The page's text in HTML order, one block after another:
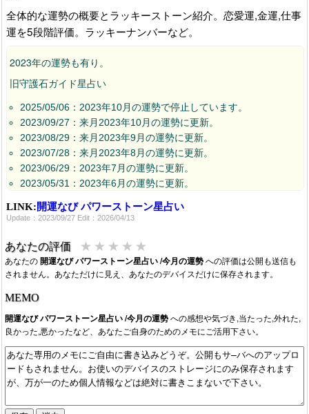
全体的な運勢の概要とラッキーストーン紹介。恋愛運,金運,仕事
運を5段階評価。ラッキーナンバーなど。
2023年の運勢も有り。
旧守護石ガイド星占い
2025/05/06：2023年10月の運勢で停止しています。
2023/09/27：来月2023年10月の運勢に更新。
2023/08/29：来月2023年9月の運勢に更新。
2023/07/28：来月2023年8月の運勢に更新。
2023/06/29：2023年7月の運勢に更新。
2023/05/31：2023年6月の運勢に更新。
2022/09/14：URL更新。
LINK:開運なび パワーストーン星占い
Update：2023/09/27 Edit：2026/04/13
あなたの評価 ★ ★ ★ ★ ★
あなたの開運なび パワーストーン星占い /今月の運勢への評価は公開も送信も
されません。あなただけに見え、あなたのデバイスだけに保存されます。
MEMO
開運なび パワーストーン星占い /今月の運勢への感想や気づき,当たった,外れた,
良かった,悪かったなど、あなたご自身のためのメモにご活用下さい。